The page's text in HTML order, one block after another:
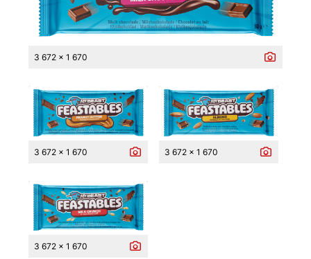
3 672 x 1 670
3 672 x 1 670 3 672 x 1 670
3 672 x 1 670